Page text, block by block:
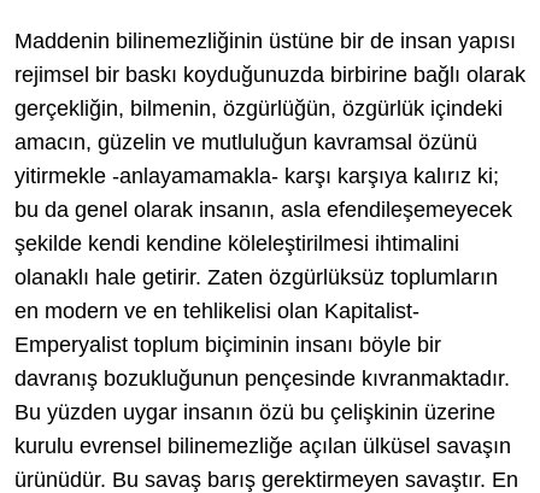
Maddenin bilinemezliğinin üstüne bir de insan yapısı
rejimsel bir baskı koyduğunuzda birbirine bağlı olarak
gerçekliğin, bilmenin, özgürlüğün, özgürlük içindeki
amacın, güzelin ve mutluluğun kavramsal özünü
yitirmekle -anlayamamakla- karşı karşıya kalırız ki;
bu da genel olarak insanın, asla efendileşemeyecek
şekilde kendi kendine köleleştirilmesi ihtimalini
olanaklı hale getirir. Zaten özgürlüksüz toplumların
en modern ve en tehlikelisi olan Kapitalist-
Emperyalist toplum biçiminin insanı böyle bir
davranış bozukluğunun pençesinde kıvranmaktadır.
Bu yüzden uygar insanın özü bu çelişkinin üzerine
kurulu evrensel bilinemezliğe açılan ülküsel savaşın
ürünüdür. Bu savaş barış gerektirmeyen savaştır. En